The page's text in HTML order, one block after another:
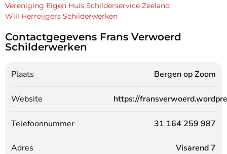
Vereniging Eigen Huis Schilderservice Zeeland
Will Herreijgers Schilderwerken
Contactgegevens Frans Verwoerd
Schilderwerken
Plaats Bergen op Zoom
Website https://
Telefoonnummer 31 164 259 987
Adres Visarend 7